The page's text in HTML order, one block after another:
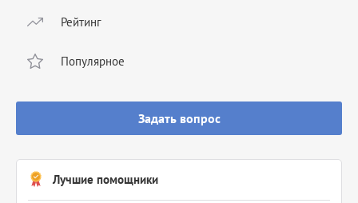
Рейтинг
Популярное
Задать вопрос
Лучшие помощники